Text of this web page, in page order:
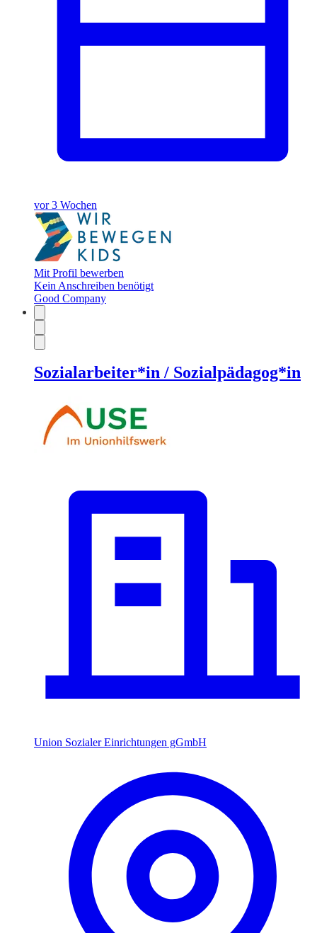
vor 3 Wochen
Mit Profil bewerben
Kein Anschreiben benötigt
Good Company
Sozialarbeiter*in / Sozialpädagog*in
Union Sozialer Einrichtungen gGmbH